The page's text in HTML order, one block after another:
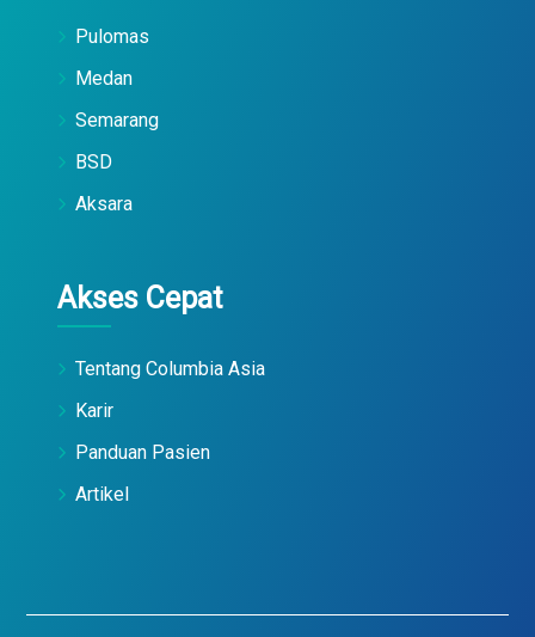
Pulomas
Medan
Semarang
BSD
Aksara
Akses Cepat
Tentang Columbia Asia
Karir
Panduan Pasien
Artikel